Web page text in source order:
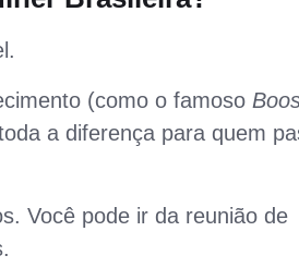
(como o famoso
a diferença para quem
Você pode ir da reunião de